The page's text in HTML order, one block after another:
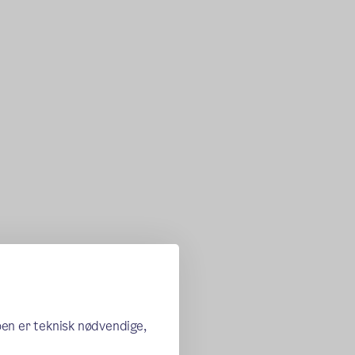
er teknisk nødvendige,